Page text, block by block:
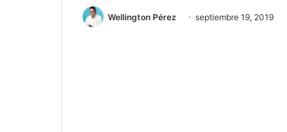
Wellington Pérez septiembre 19, 2019